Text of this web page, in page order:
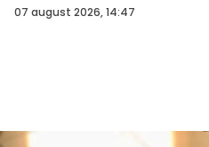
07 august 2026, 14:47